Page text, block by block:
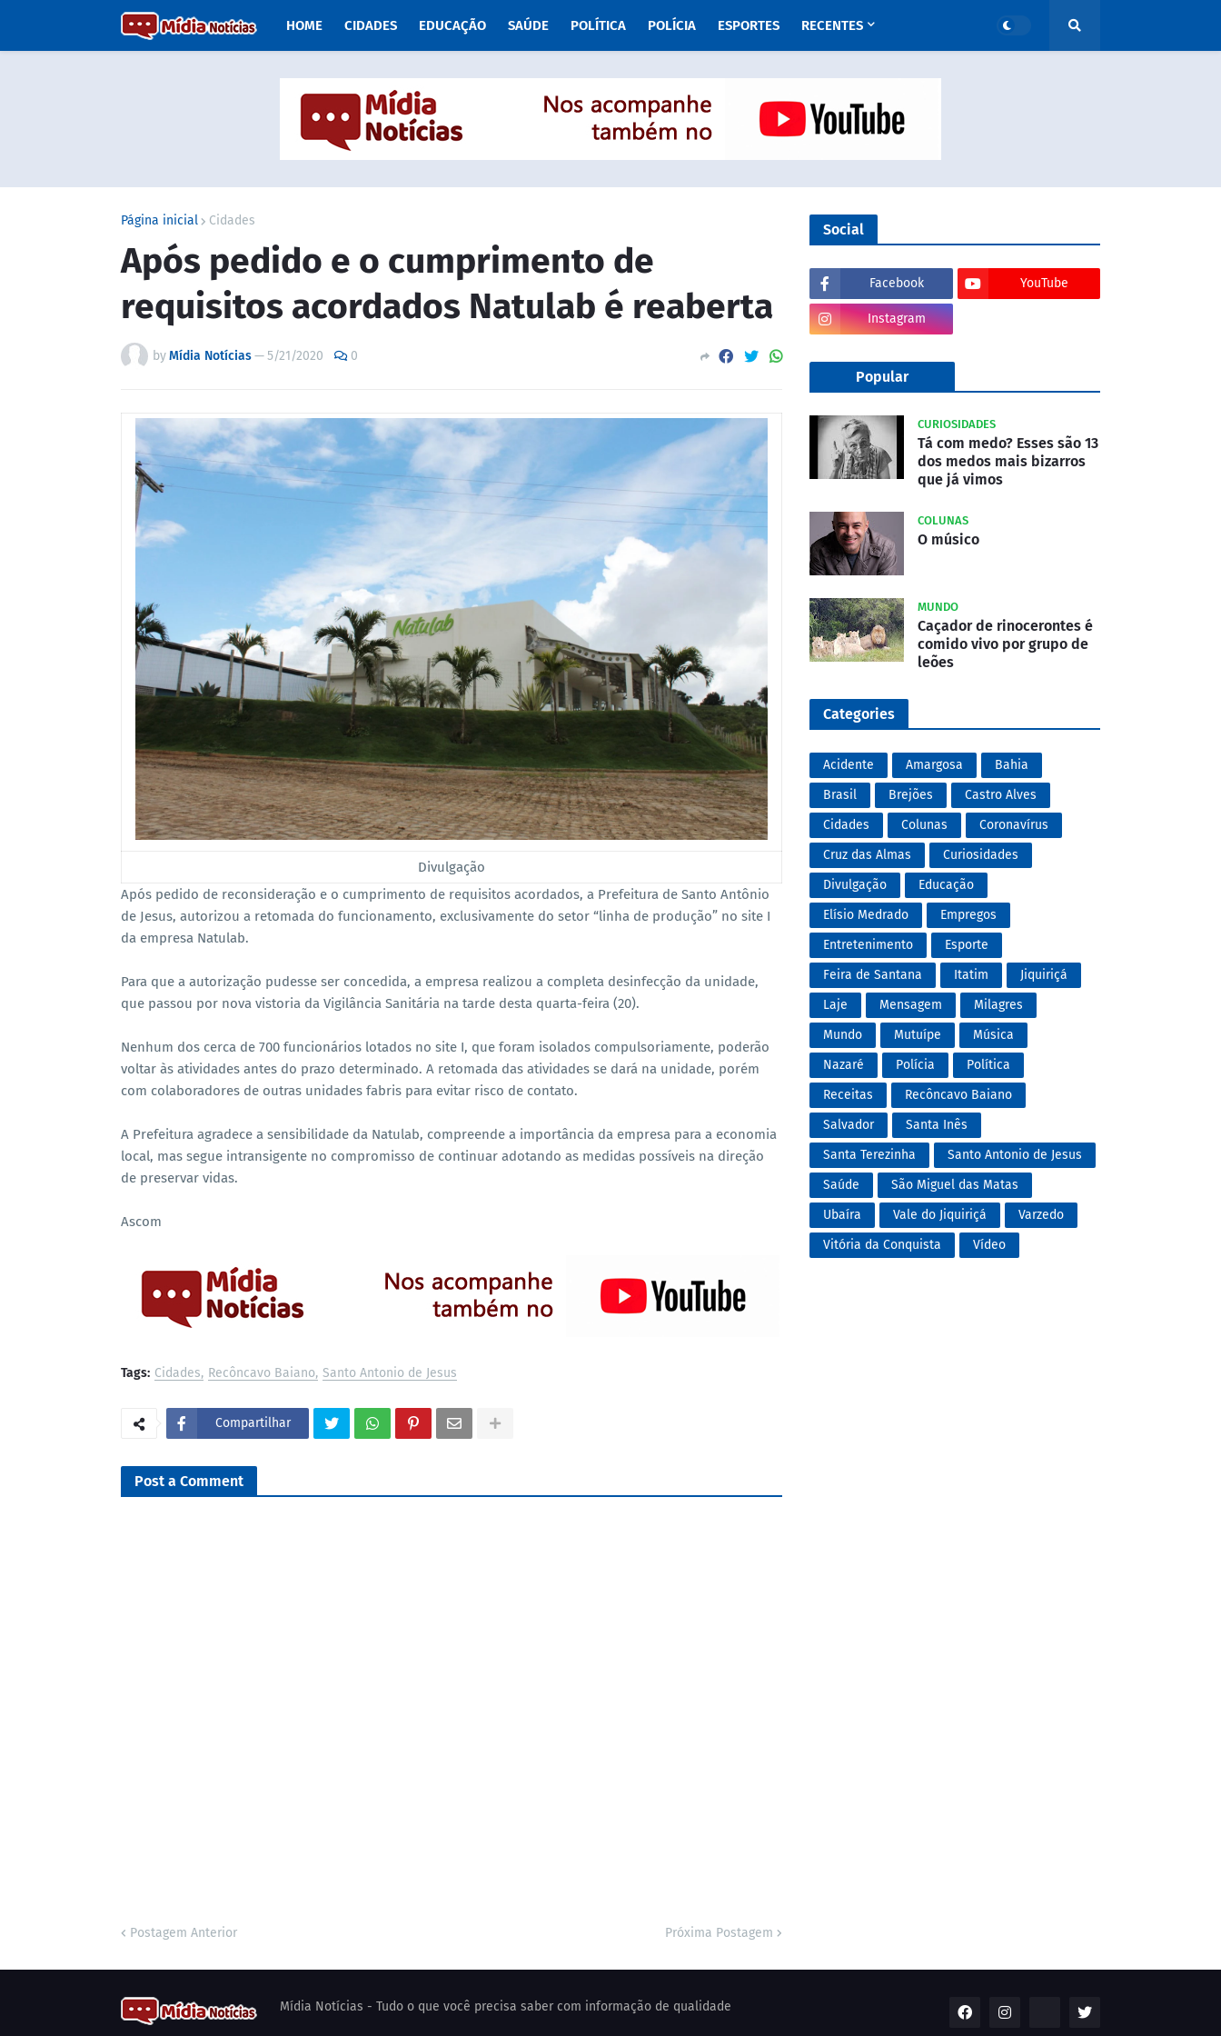
HOME CIDADES EDUCAÇÃO SAÚDE POLÍTICA POLÍCIA ESPORTES RECENTES
Página inicial Cidades
Após pedido e o cumprimento de
requisitos acordados Natulab é reaberta
byMídia Notícias—5/21/2020 0
Divulgação
Após pedido de reconsideração e o cumprimento de requisitos acordados, a Prefeitura de Santo Antônio
de Jesus, autorizou a retomada do funcionamento, exclusivamente do setor “linha de produção” no site I
da empresa Natulab.
Para que a autorização pudesse ser concedida, a empresa realizou a completa desinfecção da unidade,
que passou por nova vistoria da Vigilância Sanitária na tarde desta quarta-feira (20).
Nenhum dos cerca de 700 funcionários lotados no site I, que foram isolados compulsoriamente, poderão
voltar às atividades antes do prazo determinado. A retomada das atividades se dará na unidade, porém
com colaboradores de outras unidades fabris para evitar risco de contato.
A Prefeitura agradece a sensibilidade da Natulab, compreende a importância da empresa para a economia
local, mas segue intransigente no compromisso de continuar adotando as medidas possíveis na direção
de preservar vidas.
Ascom
Tags: Cidades Recôncavo Baiano Santo Antonio de Jesus
Compartilhar
Post a Comment
Postagem Anterior Próxima Postagem
Social
Facebook YouTube
Instagram
Popular
CURIOSIDADES
Tá com medo? Esses são 13
dos medos mais bizarros
que já vimos
COLUNAS
O músico
MUNDO
Caçador de rinocerontes é
comido vivo por grupo de
leões
Categories
Acidente Amargosa
Bahia
Brasil
Brejões
Castro Alves
Cidades
Colunas
Coronavírus
Cruz das Almas
Curiosidades
Divulgação
Educação
Elísio Medrado
Empregos
Entretenimento
Esporte
Feira de Santana
Itatim
Jiquiriçá
Laje
Mensagem
Milagres
Mundo
Mutuípe
Música
Nazaré
Polícia
Política
Receitas
Recôncavo Baiano
Salvador
Santa Inês
Santa Terezinha
Santo Antonio de Jesus
Saúde
São Miguel das Matas
Ubaíra
Vale do Jiquiriçá
Varzedo
Vitória da Conquista
Vídeo
Mídia Notícias - Tudo o que você precisa saber com informação de qualidade